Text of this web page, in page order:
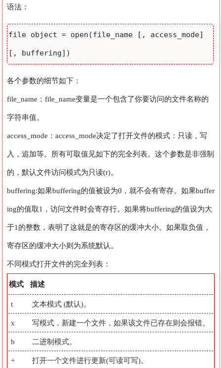
语法：
file object = open(file_name [, access_mode]
各个参数的细节如下：
file_name：file_name变量是一个包含了你要访问的文件名称的
字符串值。
access_mode：access_mode决定了打开文件的模式：只读，写
入，追加等。所有可取值见如下的完全列表。这个参数是非强制
的，默认文件访问模式为只读(r)。
buffering:如果buffering的值被设为0，就不会有寄存。如果buffer
ing的值取1，访问文件时会寄存行。如果将buffering的值设为大
于1的整数，表明了这就是的寄存区的缓冲大小。如果取负值，
寄存区的缓冲大小则为系统默认。
不同模式打开文件的完全列表：
模式 描述
t 文本模式 (默认)。
x 写模式，新建一个文件，如果该文件已存在则会报错。
b 二进制模式。
+ 打开一个文件进行更新(可读可写)。